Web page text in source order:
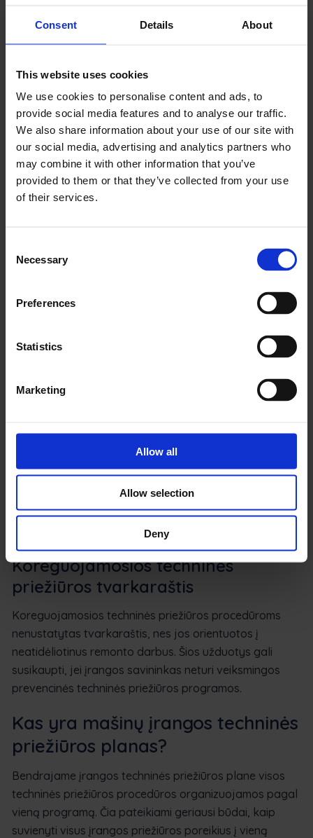
Consent Details About
This website uses cookies
We use cookies to personalise content and ads, to
provide social media features and to analyse our traffic.
We also share information about your use of our site with
our social media, advertising and analytics partners who
may combine it with other information that you’ve
provided to them or that they’ve collected from your use
of their services.
Selection
Necessary
Preferences
Statistics
Marketing
Allow all
Allow selection
Deny
Senesnėse mašinose pagal prognozuojamos techninės
priežiūros procedūras kartą per kelias savaites
keičiamos dalys.
Valdymas realiuoju laiku
Šiandien šios procedūros yra dinamiškos: sunkiosios
įrangos programinė įranga renka duomenis apie
mašinos būklę. Šios programos gali būti
automatizuotos ir siųsti įspėjimus, siūlyti prognozes ir
Sąlyginis techninės priežiūros
Sąlyginė techninė priežiūra orientuota į unikalias
atsižvelgiant į darbo vietos aplinkos pokyčius. Šios
procedūros retai taikomos patalpose esančiai įrangai,
pat naudoti antifrizą, kad aušinimo skystis neužšaltų.
Įrangos techninės priežiūros užduotys pagal sezoną
atliekamos kas kelis mėnesius. Įrangos savininkai,
vykdantys projektus šiltesniame klimate, šių procedūrų
Koreguojamosios techninės
priežiūros tvarkaraštis
Koreguojamosios techninės priežiūros procedūroms
nenustatytas tvarkaraštis, nes jos orientuotos į
neatidėliotinus remonto darbus. Šios užduotys gali
susikaupti, jei įrangos savininkas neturi veiksmingos
prevencinės techninės priežiūros programos.
Kas yra mašinų įrangos techninės
priežiūros planas?
Bendrajame įrangos techninės priežiūros plane visos
techninės priežiūros procedūros organizuojamos pagal
vieną programą. Čia pateikiami geriausi būdai, kaip
suvienyti visus įrangos priežiūros poreikius į vieną